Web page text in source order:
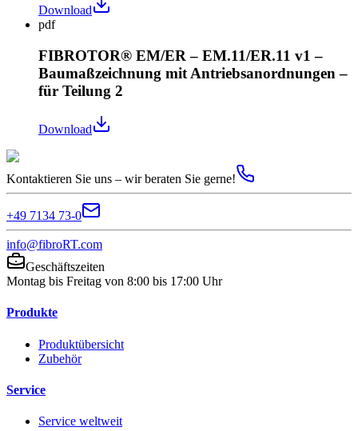
Download
pdf
FIBROTOR® EM/ER – EM.11/ER.11 v1 –
Baumaßzeichnung mit Antriebsanordnungen –
für Teilung 2
Download
Kontaktieren Sie uns – wir beraten Sie gerne!
+49 7134 73-0
info@fibroRT.com
Geschäftszeiten
Montag bis Freitag von 8:00 bis 17:00 Uhr
Produkte
Produktübersicht
Zubehör
Service
Service weltweit